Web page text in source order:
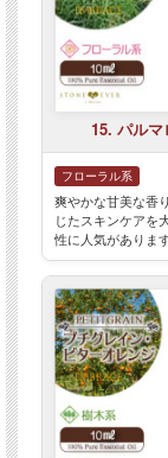
15. パルマ
フローラル系
爽やかな甘美な香
じたスキンケアを
性に人気があります